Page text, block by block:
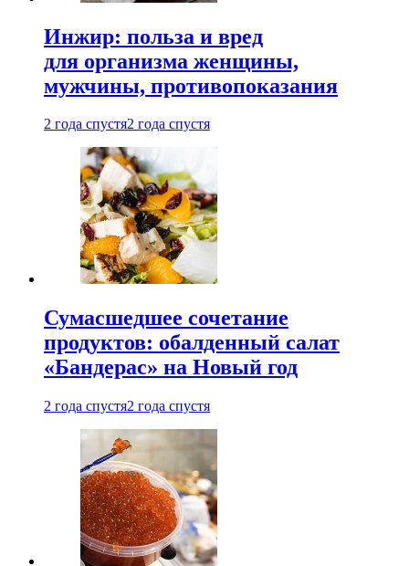
Инжир: польза и вред
для организма женщины,
мужчины, противопоказания
2 года спустя2 года спустя
Сумасшедшее сочетание
продуктов: обалденный салат
«Бандерас» на Новый год
2 года спустя2 года спустя